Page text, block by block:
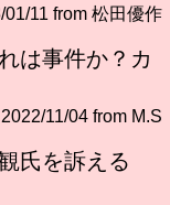
01/11 from 松田優作
は事件か？カ
2022/11/04 from M.S
氏を訴える